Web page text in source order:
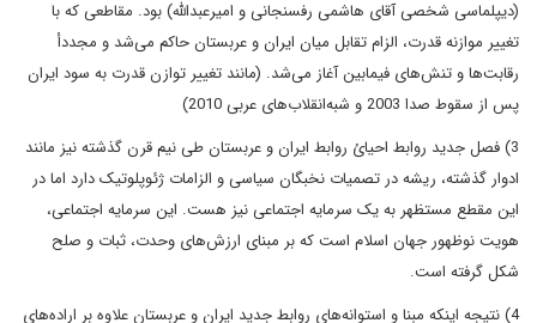
(دیپلماسی شخصی آقای هاشمی رفسنجانی و امیرعبدالله) بود. مقاطعی که با
تغییر موازنه قدرت، الزام تقابل میان ایران و عربستان حاکم می‌شد و مجددأ
رقابت‌ها و تنش‌های فیمابین آغاز می‌شد. (مانند تغییر توازن قدرت به سود ایران
پس از سقوط صدا 2003 و شبه‌انقلاب‌های عربی 2010)
3) فصل جدید روابط احیائ روابط ایران و عربستان طی نیم قرن گذشته نیز مانند
ادوار گذشته، ریشه در تصمیات نخبگان سیاسی و الزامات ژئوپلوتیک دارد اما در
این مقطع مستظهر به یک سرمایه اجتماعی نیز هست. این سرمایه اجتماعی،
هویت نوظهور جهان اسلام است که بر مبنای ارزش‌های وحدت، ثبات و صلح
شکل گرفته است.
4) نتیجه اینکه مبنا و استوانه‌های روابط جدید ایران و عربستان علاوه بر اراده‌های